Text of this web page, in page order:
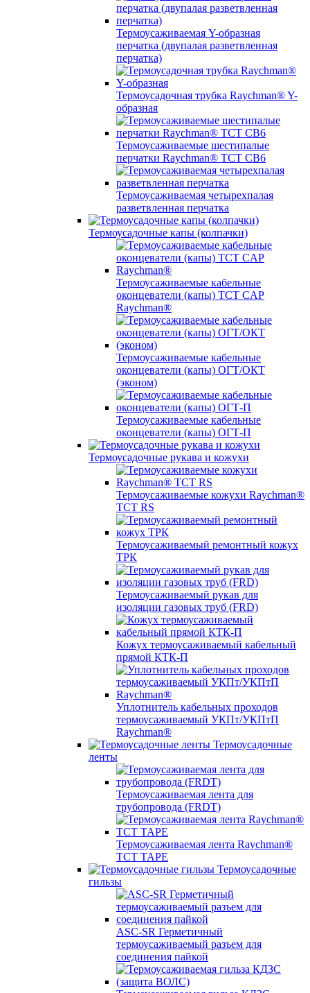
Термоусаживаемая Y-образная
перчатка (двупалая разветвленная
перчатка)
Термоусадочная трубка Raychman® Y-
образная
Термоусаживаемые шестипалые
перчатки Raychman® ТСТ СВ6
Термоусаживаемая четырехпалая
разветвленная перчатка
Термоусадочные капы (колпачки)
Термоусаживаемые кабельные
оконцеватели (капы) ТCT CAP
Raychman®
Термоусаживаемые кабельные
оконцеватели (капы) ОГТ/ОКТ
(эконом)
Термоусаживаемые кабельные
оконцеватели (капы) ОГТ-П
Термоусадочные рукава и кожухи
Термоусаживаемые кожухи Raychman®
TCT RS
Термоусаживаемый ремонтный кожух
ТРК
Термоусаживаемый рукав для
изоляции газовых труб (FRD)
Кожух термоусаживаемый кабельный
прямой КТК-П
Уплотнитель кабельных проходов
термоусаживаемый УКПт/УКПтП
Raychman®
Термоусадочные
ленты
Термоусаживаемая лента для
трубопровода (FRDT)
Термоусаживаемая лента Raychman®
TCT TAPE
Термоусадочные
гильзы
ASC‐SR Герметичный
термоусаживаемый разъем для
соединения пайкой